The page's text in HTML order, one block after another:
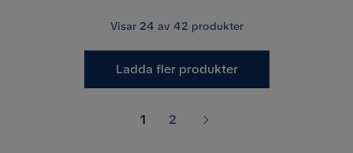
Visar 24 av 42 produkter
Ladda fler produkter
1 2